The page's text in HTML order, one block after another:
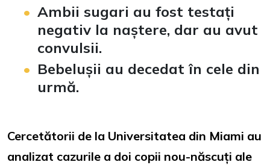
Ambii sugari au fost testați
negativ la naștere, dar au avut
convulsii.
Bebelușii au decedat în cele din
urmă.
Cercetătorii de la Universitatea din Miami au
analizat cazurile a doi copii nou-născuți ale